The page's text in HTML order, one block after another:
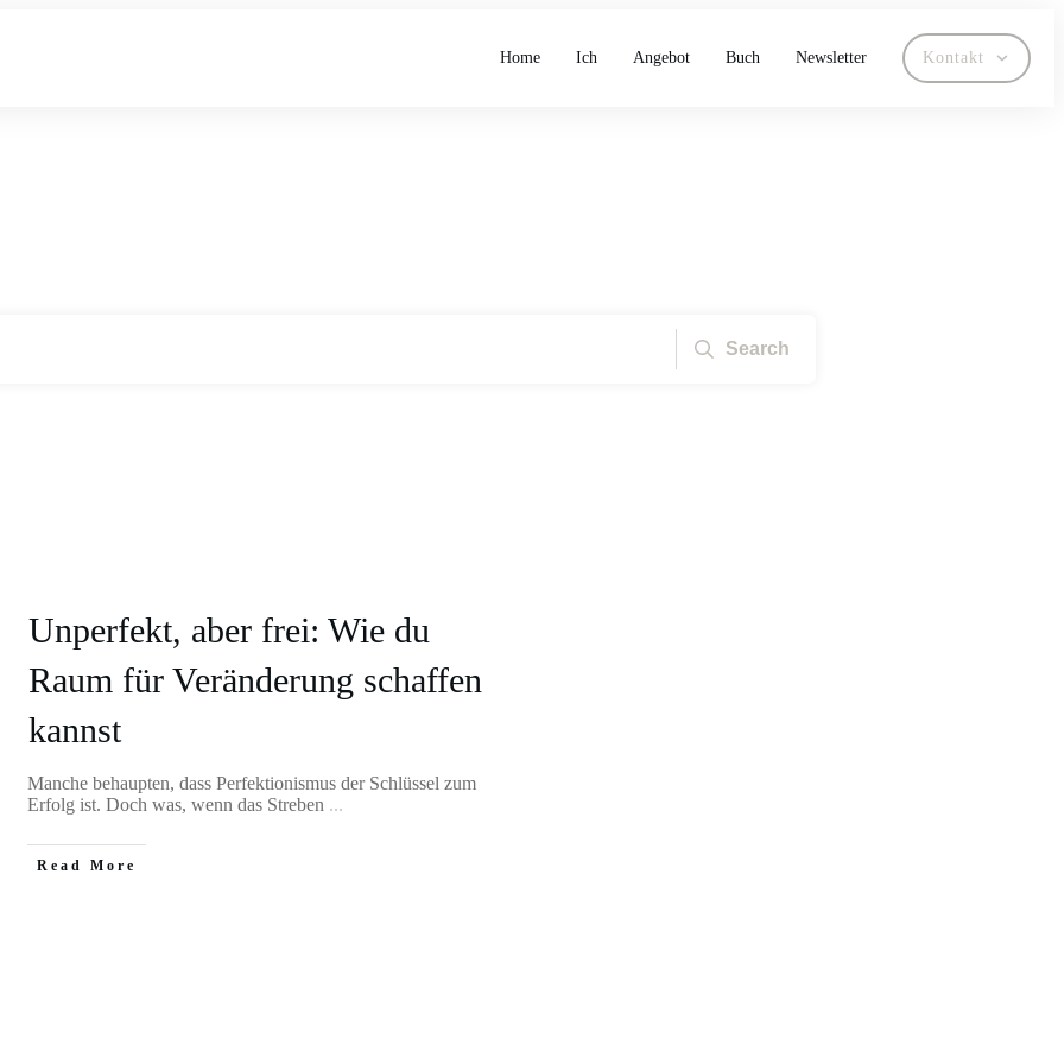
Home Ich Angebot Buch Newsletter Kontakt
Search
Unperfekt, aber frei: Wie du
Raum für Veränderung schaffen
kannst
Manche behaupten, dass Perfektionismus der Schlüssel zum
Erfolg ist. Doch was, wenn das Streben ...
Read More